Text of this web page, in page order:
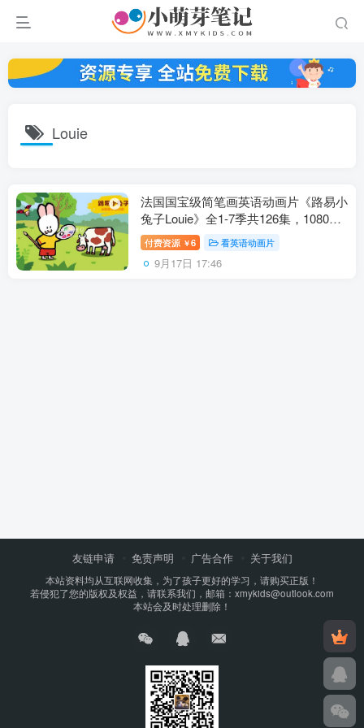
Louie
法国国宝级简笔画英语动画片《路易小
兔子Louie》全1-7季共126集，1080P
高清视频带中英文字幕，百度云网盘下
载！
付费资源 ￥6 看英语动画片
9月17日 17:46
友链申请 免责声明 广告合作 关于我们
本站资料均从互联网收集，为了孩子更好的学习，请购买正版！
若侵犯了您的版权及权益，请联系我们，邮箱：xmykids@outlook.com
本站会及时处理删除！